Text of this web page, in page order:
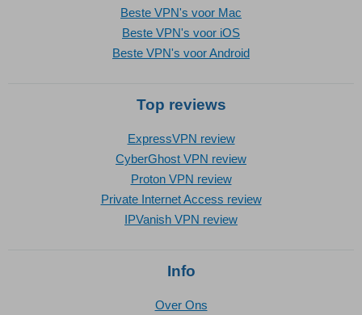
Beste VPN's voor Mac
Beste VPN's voor iOS
Beste VPN's voor Android
Top reviews
ExpressVPN review
CyberGhost VPN review
Proton VPN review
Private Internet Access review
IPVanish VPN review
Info
Over Ons